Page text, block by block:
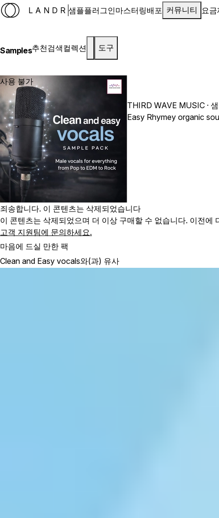
LANDR 샘플플러그인마스터링배포 커뮤니티 요금
Samples추천검색컬렉션 도구
사용 불가
THIRD WAVE MUSIC ·
죄송합니다. 이 콘텐츠는 삭제되었습니다
이 콘텐츠는 삭제되었으며 더 이상 구매할 수 없습니다. 이전에
고객 지원팀에 문의하세요.
마음에 드실 만한 팩
Clean and Easy vocals와(과) 유사